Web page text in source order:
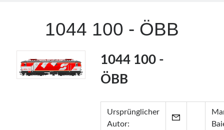
Modellbahn
Smarthome
1044 100 - ÖBB
1044 100 -
ÖBB
Ursprünglicher
Autor: